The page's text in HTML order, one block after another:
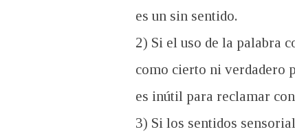
es un sin sentido.
2) Si el uso de la palabra
como cierto ni verdadero
es inútil para reclamar
3) Si los sentidos